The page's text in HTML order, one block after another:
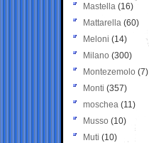
Mastella (16)
Mattarella (60)
Meloni (14)
Milano (300)
Montezemolo (7)
Monti (357)
moschea (11)
Musso (10)
Muti (10)